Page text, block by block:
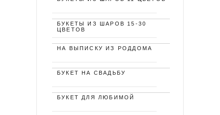
БУКЕТЫ ИЗ ШАРОВ 15-30
ЦВЕТОВ
НА ВЫПИСКУ ИЗ РОДДОМА
БУКЕТ НА СВАДЬБУ
БУКЕТ ДЛЯ ЛЮБИМОЙ